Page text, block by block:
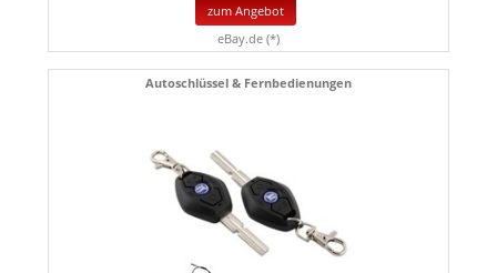
zum Angebot
eBay.de (*)
Autoschlüssel & Fernbedienungen